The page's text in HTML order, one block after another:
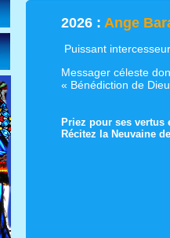
2026 : Ange
Puissant
Messager céleste
« Bénédiction de
Priez pour ses vertus
Récitez la Neuvaine